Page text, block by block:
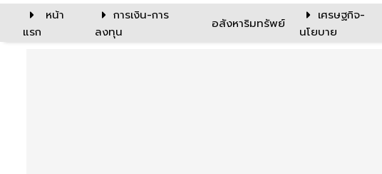
หน้า
แรก
การเงิน-การ
ลงทุน
อสังหาริมทรัพย์
เศรษฐกิจ-
นโยบาย